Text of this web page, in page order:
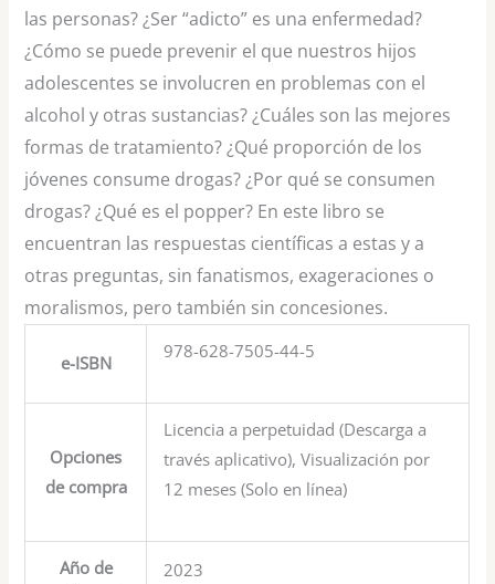
las personas? ¿Ser “adicto” es una enfermedad?
¿Cómo se puede prevenir el que nuestros hijos
adolescentes se involucren en problemas con el
alcohol y otras sustancias? ¿Cuáles son las mejores
formas de tratamiento? ¿Qué proporción de los
jóvenes consume drogas? ¿Por qué se consumen
drogas? ¿Qué es el popper? En este libro se
encuentran las respuestas científicas a estas y a
otras preguntas, sin fanatismos, exageraciones o
moralismos, pero también sin concesiones.
e-ISBN
978-628-7505-44-5
Opciones
de compra
Licencia a perpetuidad (Descarga a
través aplicativo), Visualización por
12 meses (Solo en línea)
Año de
2023